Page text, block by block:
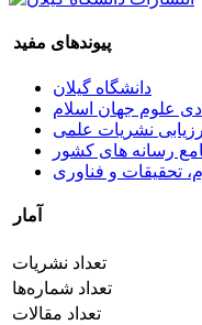
پیوندهای مفید
دانشگاه گیلان
علوم جهان اسلام
نشریات علمی
رسانه های کشور
تحقیقات و فناوری
آمار
تعداد نشریات
تعداد شماره‌ها
تعداد مقالات